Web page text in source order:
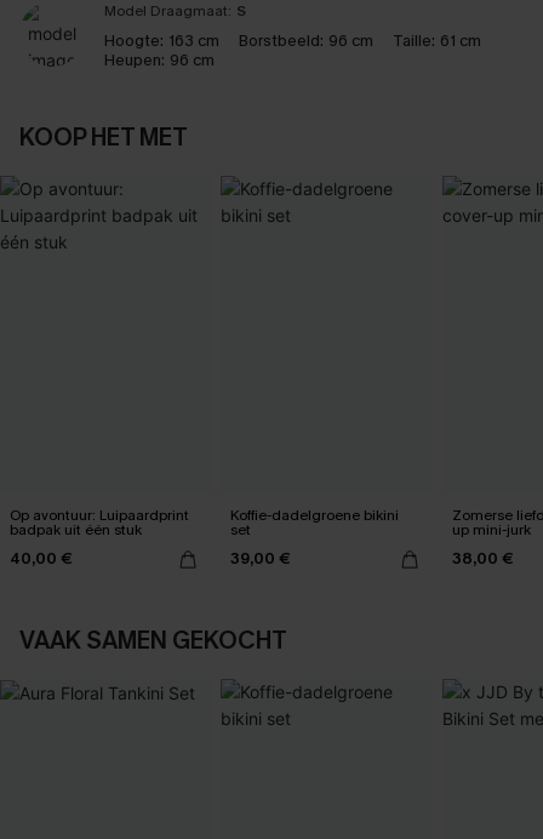
Model Draagmaat: S
Hoogte: 163 cm Borstbeeld: 96 cm Taille: 61 cm
Heupen: 96 cm
KOOP HET MET
Op avontuur: Luipaardprint
badpak uit één stuk
40,00 €
Koffie-dadelgroene bikini
set
39,00 €
Zomerse
up mini-jurk
38,00 €
VAAK SAMEN GEKOCHT